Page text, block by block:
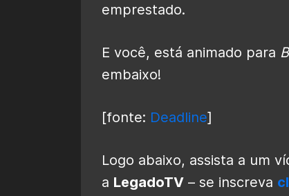
emprestado.
E você, está animado para
embaixo!
[fonte: Deadline]
Logo abaixo, assista a um
a LegadoTV – se inscreva